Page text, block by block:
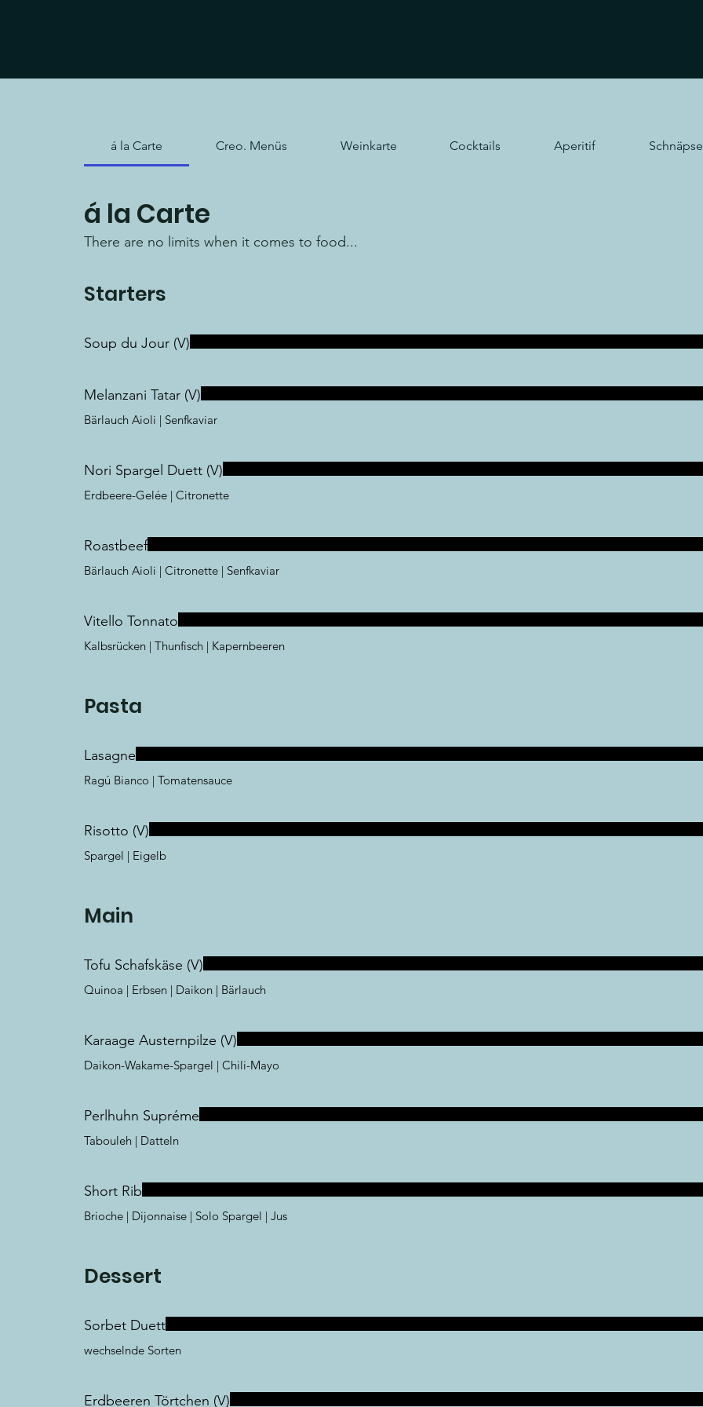
á la Carte Creo. Menüs Weinkarte Cocktails Aperitif Schnäpse
á la Carte
There are no limits when it comes to food...
Starters
Soup du Jour (V)
Melanzani Tatar (V)
Bärlauch Aioli | Senfkaviar
Nori Spargel Duett (V)
Erdbeere-Gelée | Citronette
Roastbeef
Bärlauch Aioli | Citronette | Senfkaviar
Vitello Tonnato
Kalbsrücken | Thunfisch | Kapernbeeren
Pasta
Lasagne
Ragú Bianco | Tomatensauce
Risotto (V)
Spargel | Eigelb
Main
Tofu Schafskäse (V)
Quinoa | Erbsen | Daikon | Bärlauch
Karaage Austernpilze (V)
Daikon-Wakame-Spargel | Chili-Mayo
Perlhuhn Supréme
Tabouleh | Datteln
Short Rib
Brioche | Dijonnaise | Solo Spargel | Jus
Dessert
Sorbet Duett
wechselnde Sorten
Erdbeeren Törtchen (V)